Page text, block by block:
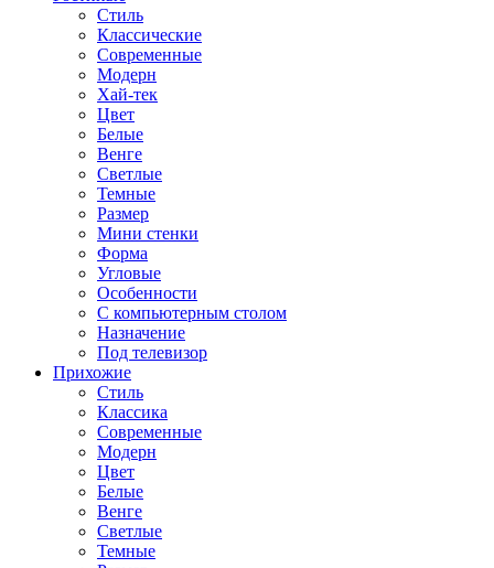
Стиль
Классические
Современные
Модерн
Хай-тек
Цвет
Белые
Венге
Светлые
Темные
Размер
Мини стенки
Форма
Угловые
Особенности
С компьютерным столом
Назначение
Под телевизор
Прихожие
Стиль
Классика
Современные
Модерн
Цвет
Белые
Венге
Светлые
Темные